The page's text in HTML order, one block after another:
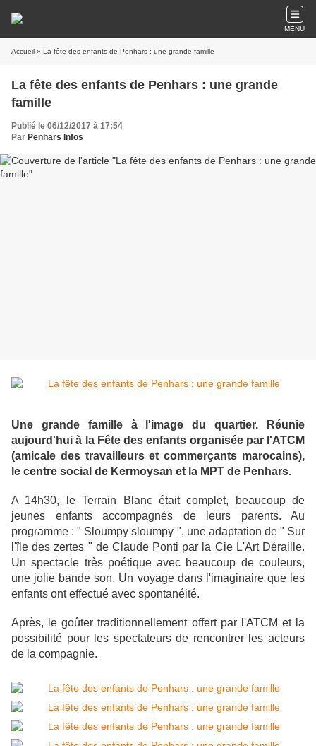
MENU
Accueil » La fête des enfants de Penhars : une grande famille
La fête des enfants de Penhars : une grande
famille
Publié le 06/12/2017 à 17:54
Par Penhars Infos
Une grande famille à l'image du quartier. Réunie
aujourd'hui à la Fête des enfants organisée par l'ATCM
(amicale des travailleurs et commerçants marocains),
le centre social de Kermoysan et la MPT de Penhars.
A 14h30, le Terrain Blanc était complet, beaucoup de
jeunes enfants accompagnés de leurs parents. Au
programme : " Sloumpy sloumpy ", une adaptation de " Sur
l'île des zertes " de Claude Ponti par la Cie L'Art Déraille.
Un spectacle très poétique avec beaucoup de couleurs,
une jolie bande son. Un voyage dans l'imaginaire que les
enfants ont effectué avec spontanéité.
Après, le goûter traditionnellement offert par l'ATCM et la
possibilité pour les spectateurs de rencontrer les acteurs
de la compagnie.